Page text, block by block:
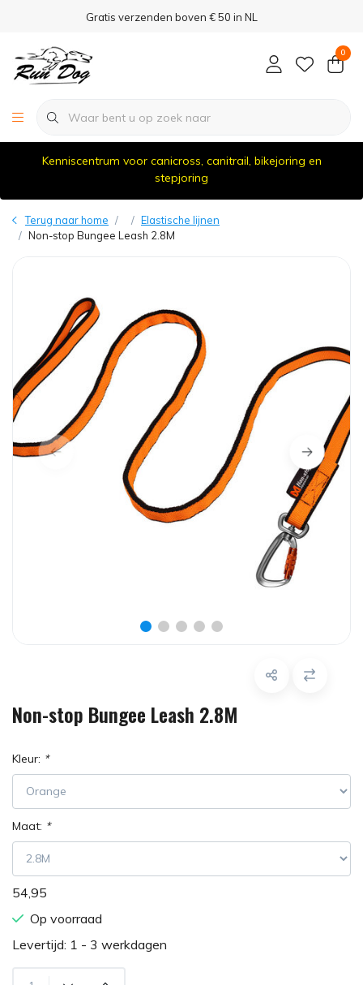
Gratis verzenden boven € 50 in NL
0
Kenniscentrum voor canicross, canitrail, bikejoring en
stepjoring
Terug naar home
Elastische lijnen
Non-stop Bungee Leash 2.8M
Non-stop Bungee Leash 2.8M
Kleur: *
Maat: *
54,95
Op voorraad
Levertijd: 1 - 3 werkdagen